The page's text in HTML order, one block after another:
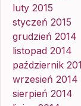
luty 2015
styczeń 2015
grudzień 2014
listopad 2014
październik
wrzesień 2014
sierpień 2014